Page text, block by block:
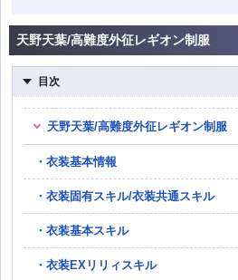
天野天葉/高難度外征レギオン制服
目次
天野天葉/高難度外征レギオン制服
衣装基本情報
衣装固有スキル/衣装共通スキル
衣装基本スキル
衣装EXリリィスキル